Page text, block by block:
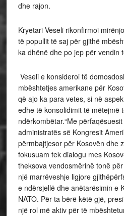
dhe rajon.
Kryetari Veseli rikonfirmoi
të popullit të saj për gjithë
ka dhënë dhe po jep për vendin
Veseli e konsideroi të
mbështetjes amerikane për
që ajo ka para vetes, si në
edhe të konsolidimit të mëtejmë
ndërkombëtar.“Me
administratës së Kongresit
përmbajtjesor për Kosovën dhe
fokusuam tek dialogu mes
theksova vendosmërinë tonë
një marrëveshje ligjore
e ndërsjellë dhe anëtarësimin e
NATO. Për ta bërë këtë gjë,
një rol më aktiv për të